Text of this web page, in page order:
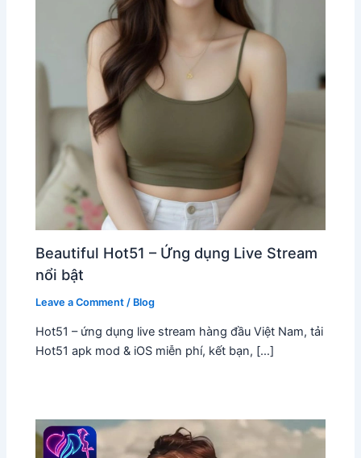
Beautiful Hot51 – Ứng dụng Live Stream
nổi bật
Leave a Comment / Blog
Hot51 – ứng dụng live stream hàng đầu Việt Nam, tải
Hot51 apk mod & iOS miễn phí, kết bạn, […]